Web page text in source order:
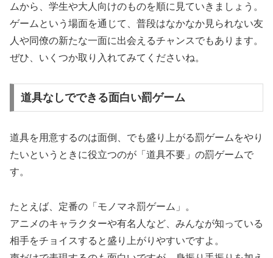
ムから、学生や大人向けのものを順に見ていきましょう。
ゲームという場面を通じて、普段はなかなか見られない友
人や同僚の新たな一面に出会えるチャンスでもあります。
ぜひ、いくつか取り入れてみてくださいね。
道具なしでできる面白い罰ゲーム
道具を用意するのは面倒、でも盛り上がる罰ゲームをやり
たいというときに役立つのが「道具不要」の罰ゲームで
す。
たとえば、定番の「モノマネ罰ゲーム」。
アニメのキャラクターや有名人など、みんなが知っている
相手をチョイスすると盛り上がりやすいですよ。